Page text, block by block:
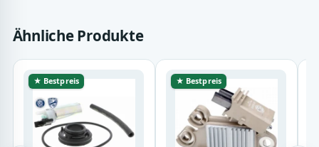
Ähnliche Produkte
★ Bestpreis ★ Bestpreis